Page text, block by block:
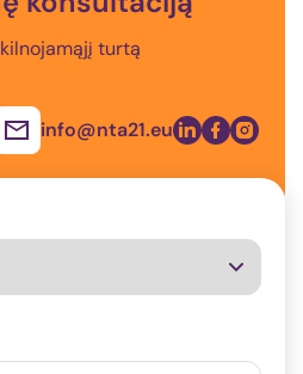
turtą
info@nta21.eu